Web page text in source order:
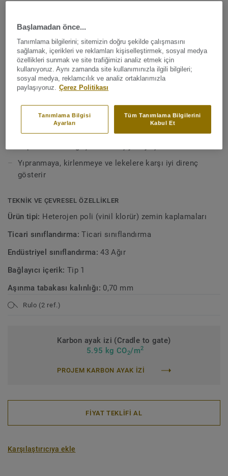
bunlar, Ruby 70'in Eğitim, Sağlık ve Yaşlı Bakım tesislerinde
yoğun trafiğe sahip ortamlar için iyi bir çözüm olduğunu
gösterir. 18 yenilik içeren 33 renk yelpazesi ile somut
efektlerden oluşan geniş bir palete sahiptir ve ev benzeri
sıcak ortamlar yaratmak için ideal olan 5 ahşap tasarım
içermektedir.
Daha fazla gör
ANA ÖZELLİKLER
Avrupa'da üretilmiştir
Eğitim ve yaşlı bakımı ortamları için özel olarak
Yoğun trafiğe sahip alanlar için idealdir: 0.70 mm
aşınma tabakası
Yıpranmaya, kirlenmeye ve lekelere karşı iyi direnç
gösterir
TEKNIK VE ÇEVRESEL ÖZELLIKLER
Ürün tipi: Heterojen poli (vinil klorür) zemin kaplamaları
Ticari sınıflandırma:Ticari sınıflandırma
Endüstriyel sınıflandırma:43 Ağır
Bağlayıcı içerik: Tip 1
Aşınma tabakası kalınlığı: 0,70 mm
Rulo (2 ref.)
Karbon ayak izi (Cradle to gate)
5.95 kg CO2/m2
PROJEM KARBON AYAK IZI
FİYAT TEKLİFİ AL
Karşılaştırıcıya ekle
Başlamadan önce...
Tanımlama bilgilerini; sitemizin doğru şekilde çalışmasını
sağlamak, içerikleri ve reklamları kişiselleştirmek, sosyal medya
özellikleri sunmak ve site trafiğimizi analiz etmek için
kullanıyoruz. Aynı zamanda site kullanımınızla ilgili bilgileri;
sosyal medya, reklamcılık ve analiz ortaklarımızla
paylaşıyoruz. Çerez Politikası
Tüm Tanımlama Bilgilerini
Kabul Et
Tanımlama Bilgisi
Ayarları